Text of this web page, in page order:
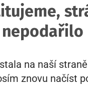
nepodařilo
na naší
znovu načíst